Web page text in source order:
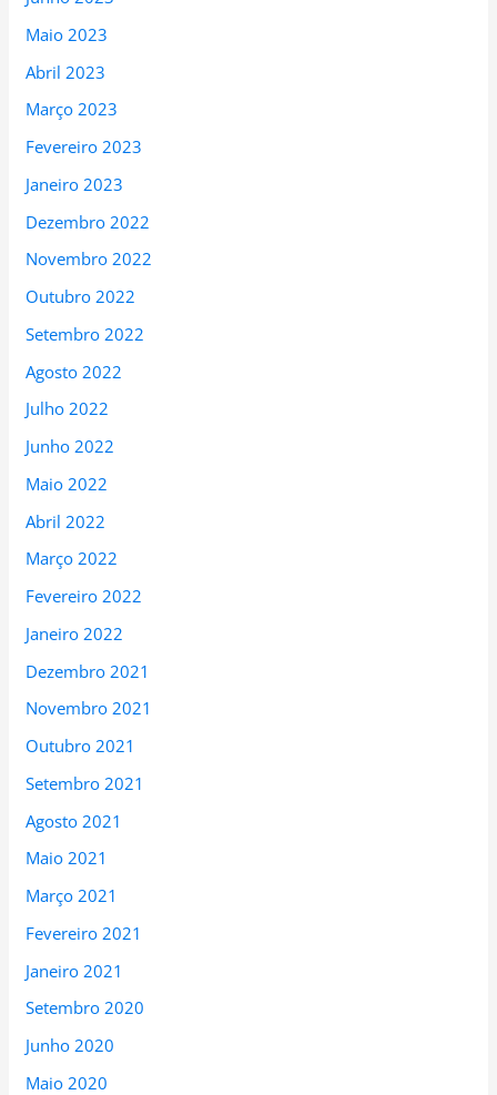
Maio 2023
Abril 2023
Março 2023
Fevereiro 2023
Janeiro 2023
Dezembro 2022
Novembro 2022
Outubro 2022
Setembro 2022
Agosto 2022
Julho 2022
Junho 2022
Maio 2022
Abril 2022
Março 2022
Fevereiro 2022
Janeiro 2022
Dezembro 2021
Novembro 2021
Outubro 2021
Setembro 2021
Agosto 2021
Maio 2021
Março 2021
Fevereiro 2021
Janeiro 2021
Setembro 2020
Junho 2020
Maio 2020